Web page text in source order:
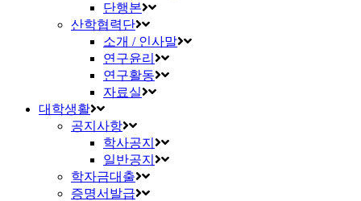
단행본
산학협력단
소개 / 인사말
연구윤리
연구활동
자료실
대학생활
공지사항
학사공지
일반공지
학자금대출
증명서발급